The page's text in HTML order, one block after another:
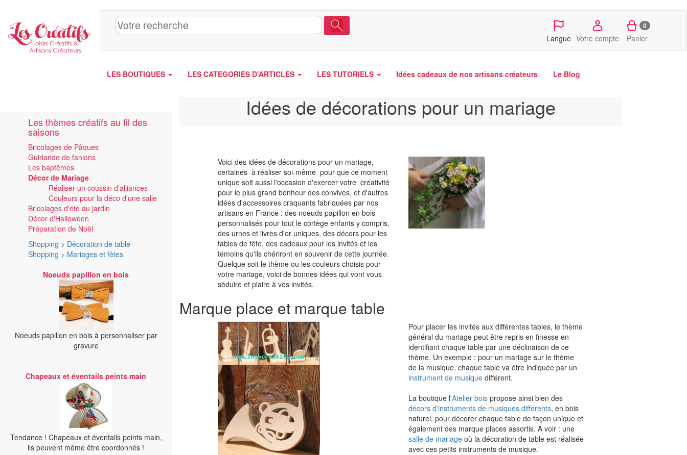
Langue Votre compte
0
Panier
LES BOUTIQUES LES CATEGORIES D'ARTICLES LES TUTORIELS Idées cadeaux de nos artisans créateurs Le Blog
Les thèmes créatifs au fil des
saisons
Bricolages de Pâques
Guirlande de fanions
Les baptêmes
Décor de Mariage
Réaliser un coussin d'alliances
Couleurs pour la déco d'une salle
Bricolages d'été au jardin
Décor d'Halloween
Préparation de Noël
Shopping > Décoration de table
Shopping > Mariages et fêtes
Noeuds papillon en bois
Noeuds papillon en bois à personnaliser par
gravure
Chapeaux et éventails peints main
Tendance ! Chapeaux et éventails peints main,
ils peuvent même être coordonnés !
Idées de décorations pour un mariage
Voici des idées de décorations pour un mariage,
certaines à réaliser soi-même pour que ce moment
unique soit aussi l'occasion d'exercer votre créativité
pour le plus grand bonheur des convives, et d'autres
idées d'accessoires craquants fabriquées par nos
artisans en France : des noeuds papillon en bois
personnalisés pour tout le cortège enfants y compris,
des urnes et livres d'or uniques, des décors pour les
tables de fête, des cadeaux pour les invités et les
témoins qu'ils chériront en souvenir de cette journée.
Quelque soit le thème ou les couleurs choisis pour
votre mariage, voici de bonnes idées qui vont vous
séduire et plaire à vos invités.
Marque place et marque table
Pour placer les invités aux différentes tables, le thème
général du mariage peut être repris en finesse en
identifiant chaque table par une déclinaison de ce
thème. Un exemple : pour un mariage sur le thème
de la musique, chaque table va être indiquée par un
instrument de musiquedifférent.
La boutique l'Atelier boispropose ainsi bien des
décors d'instruments de musiques différents, en bois
naturel, pour décorer chaque table de façon unique et
également des marque places assortis. A voir : une
salle de mariageoù la décoration de table est réalisée
avec ces petits instruments de musique.